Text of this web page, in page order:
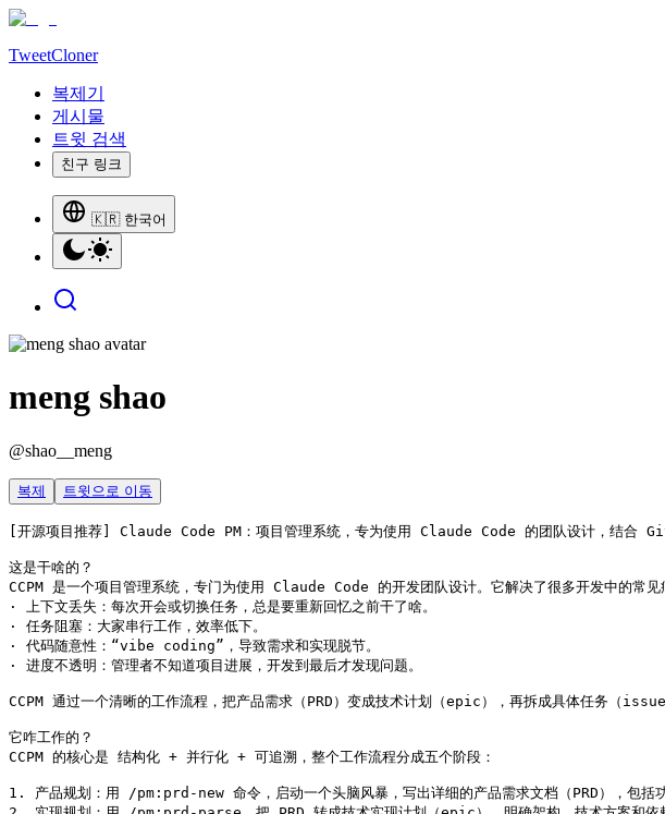
TweetCloner
복제기
게시물
트윗 검색
친구 링크
🇰🇷 한국어
meng shao
@shao__meng
복제 트윗으로 이동
[开源项目推荐] Claude Code PM：项目管理系统，专为使用 Claude Code 的团队设计，结
这是干啥的？
CCPM 是一个项目管理系统，专门为使用 Claude Code 的开发团队设计。它解决了很多开发中的常见
· 上下文丢失：每次开会或切换任务，总是要重新回忆之前干了啥。
· 任务阻塞：大家串行工作，效率低下。
· 代码随意性：“vibe coding”，导致需求和实现脱节。
· 进度不透明：管理者不知道项目进展，开发到最后才发现问题。
CCPM 通过一个清晰的工作流程，把产品需求（PRD）变成技术计划（epic），再拆成具体任务（
它咋工作的？
CCPM 的核心是 结构化 + 并行化 + 可追溯，整个工作流程分成五个阶段：
1. 产品规划：用 /pm:prd-new 命令，启动一个头脑风暴，写出详细的产品需求文档（PRD），包